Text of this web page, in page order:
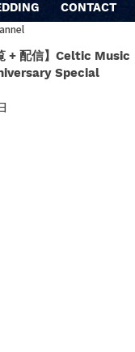
CONTACT
+ 配信】Celtic Music
Special